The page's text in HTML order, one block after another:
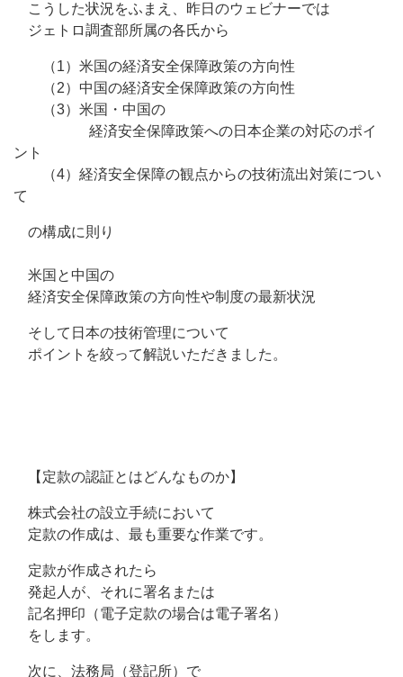
こうした状況をふまえ、昨日のウェビナーでは
ジェトロ調査部所属の各氏から
（1）米国の経済安全保障政策の方向性
（2）中国の経済安全保障政策の方向性
（3）米国・中国の
経済安全保障政策への日本企業の対応のポイ
ント
（4）経済安全保障の観点からの技術流出対策につい
て
の構成に則り
米国と中国の
経済安全保障政策の方向性や制度の最新状況
そして日本の技術管理について
ポイントを絞って解説いただきました。
【定款の認証とはどんなものか】
株式会社の設立手続において
定款の作成は、最も重要な作業です。
定款が作成されたら
発起人が、それに署名または
記名押印（電子定款の場合は電子署名）
をします。
次に、法務局（登記所）で